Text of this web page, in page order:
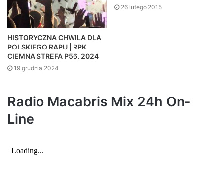
HISTORYCZNA CHWILA DLA
POLSKIEGO RAPU | RPK
CIEMNA STREFA P56. 2024
19 grudnia 2024
26 lutego 2015
Radio Macabris Mix 24h On-
Line